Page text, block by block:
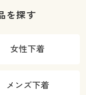
を探す
女性下着
メンズ下着